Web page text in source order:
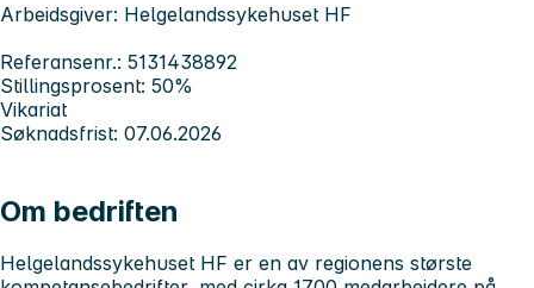
Arbeidsgiver: Helgelandssykehuset HF
Referansenr.: 5131438892
Stillingsprosent: 50%
Vikariat
Søknadsfrist: 07.06.2026
Om bedriften
Helgelandssykehuset HF er en av regionens største